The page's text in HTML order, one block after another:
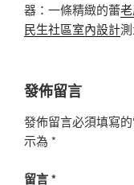
器：一條精緻的蕾
民生社區室內設計
發佈留言
發佈留言必須填寫
示為 *
留言*